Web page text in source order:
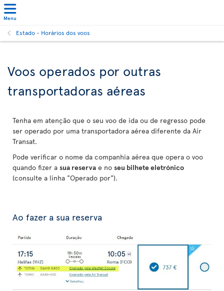
Menu
Estado - Horários dos voos
Voos operados por outras
transportadoras aéreas
Tenha em atenção que o seu voo de ida ou de regresso pode
ser operado por uma transportadora aérea diferente da Air
Transat.
Pode verificar o nome da companhia aérea que opera o voo
quando fizer a sua reserva e no seu bilhete eletrónico
(consulte a linha "Operado por").
Ao fazer a sua reserva